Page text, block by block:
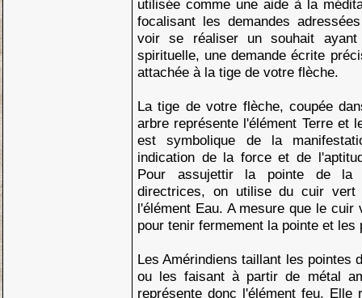
utilisée comme une aide à la
focalisant les demandes
voir se réaliser un souhait
spirituelle, une demande écrite
attachée à la tige de votre flèche.
La tige de votre flèche, coupée
arbre représente l'élément Terre et
est symbolique de la
indication de la force et de
Pour assujettir la pointe de la
directrices, on utilise du cuir vert
l'élément Eau. A mesure que le
pour tenir fermement la pointe et les
Les Amérindiens taillant les pointes
ou les faisant à partir de métal
représente donc l'élément feu. Elle